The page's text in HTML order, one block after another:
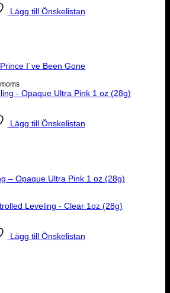
Lägg till Önskelistan
I´ve Been Gone
kr.
Lägg till Önskelistan
– Opaque Ultra Pink 1 oz (28g)
Lägg till Önskelistan